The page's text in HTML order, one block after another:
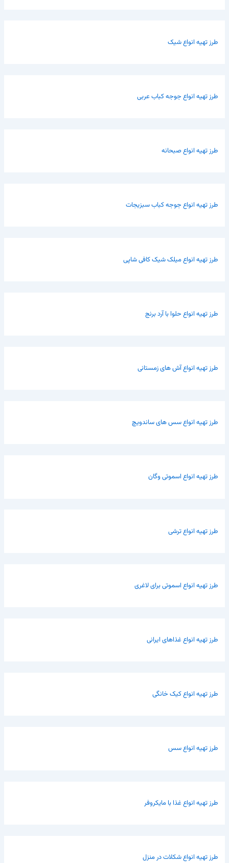
طرز تهیه انواع شیک
طرز تهیه انواع جوجه کباب عربی
طرز تهیه انواع صبحانه
طرز تهیه انواع جوجه کباب سبزیجات
طرز تهیه انواع میلک شیک کافی شاپی
طرز تهیه انواع حلوا با آرد برنج
طرز تهیه انواع آش های زمستانی
طرز تهیه انواع سس های ساندویچ
طرز تهیه انواع اسموتی وگان
طرز تهیه انواع ترشی
طرز تهیه انواع اسموتی برای لاغری
طرز تهیه انواع غذاهای ایرانی
طرز تهیه انواع کیک خانگی
طرز تهیه انواع سس
طرز تهیه انواع غذا با مایکروفر
طرز تهیه انواع شکلات در منزل